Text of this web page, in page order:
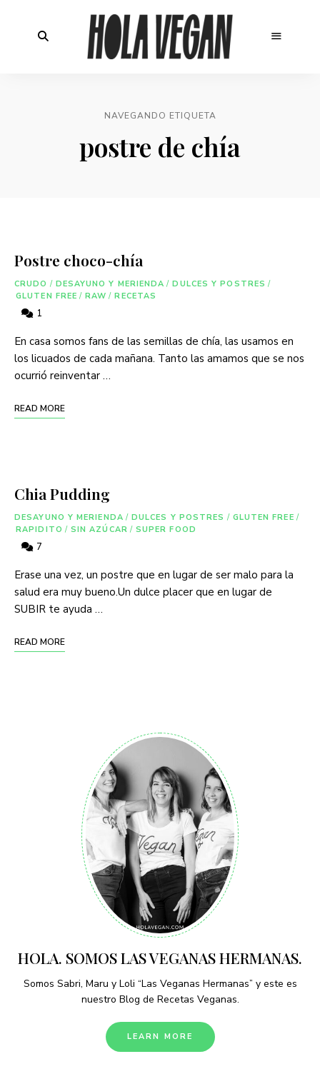
NAVEGANDO ETIQUETA
postre de chía
Postre choco-chía
CRUDO / DESAYUNO Y MERIENDA / DULCES Y POSTRES /
GLUTEN FREE / RAW / RECETAS
1
En casa somos fans de las semillas de chía, las usamos en
los licuados de cada mañana. Tanto las amamos que se nos
ocurrió reinventar …
READ MORE
Chia Pudding
DESAYUNO Y MERIENDA / DULCES Y POSTRES / GLUTEN FREE /
RAPIDITO / SIN AZÚCAR / SUPER FOOD
7
Erase una vez, un postre que en lugar de ser malo para la
salud era muy bueno.Un dulce placer que en lugar de
SUBIR te ayuda …
READ MORE
HOLA. SOMOS LAS VEGANAS HERMANAS.
Somos Sabri, Maru y Loli “Las Veganas Hermanas” y este es
nuestro Blog de Recetas Veganas.
LEARN MORE